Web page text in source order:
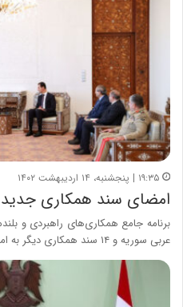
۱۹:۳۵ | پنجشنبه، ۱۴ اردیبهشت ۱۴۰۲
امضای سند همکاری جدید
برنامه جامع همکاری‌های راهبردی و
عربی سوریه و ۱۴ سند همکاری دیگر به امضای…